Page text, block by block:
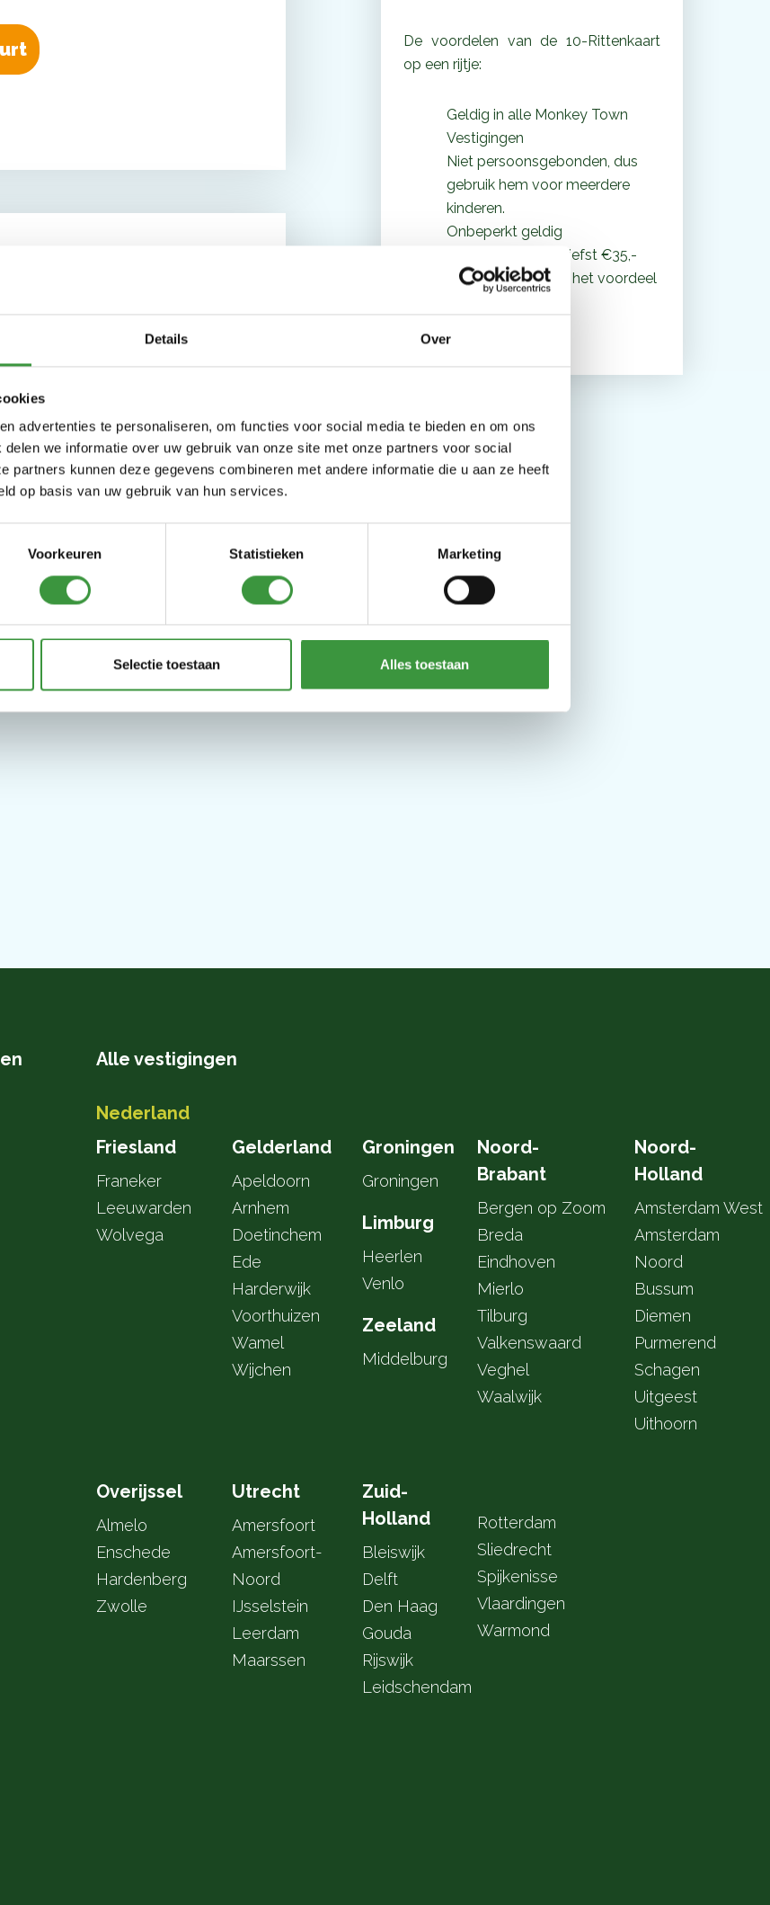
Details Over
advertenties te personaliseren, om functies voor social media te bieden en om ons
we informatie over uw gebruik van onze site met onze partners voor social
partners kunnen deze gegevens combineren met andere informatie die u aan ze heeft
op basis van uw gebruik van hun services.
Voorkeuren Statistieken Marketing
Selectie toestaan Alles toestaan
De voordelen van de 10-Rittenkaart
op een rijtje:
Geldig in alle Monkey Town
Vestigingen
Niet persoonsgebonden, dus
gebruik hem voor meerdere
kinderen.
Onbeperkt geldig
Je bespaart maar liefst €35,-
Bij verlenging loop het voordeel
Town
ook naar ons indoor speelparadijs?
Alle vestigingen
Nederland
Friesland
Franeker
Leeuwarden
Wolvega
Gelderland
Apeldoorn
Arnhem
Doetinchem
Ede
Harderwijk
Voorthuizen
Wamel
Wijchen
Groningen
Groningen
Limburg
Heerlen
Venlo
Zeeland
Middelburg
Noord-
Brabant
Bergen op Zoom
Breda
Eindhoven
Mierlo
Tilburg
Valkenswaard
Veghel
Waalwijk
Noord-
Holland
Amsterdam West
Amsterdam
Noord
Bussum
Diemen
Purmerend
Schagen
Uitgeest
Uithoorn
Overijssel
Almelo
Enschede
Hardenberg
Zwolle
Utrecht
Amersfoort
Amersfoort-
Noord
IJsselstein
Leerdam
Maarssen
Zuid-
Holland
Bleiswijk
Delft
Den Haag
Gouda
Rijswijk
Leidschendam
Rotterdam
Sliedrecht
Spijkenisse
Vlaardingen
Warmond